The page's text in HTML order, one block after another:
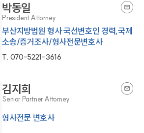
박동일
President Attorney
부산지방법원 형사 국선변호인 경력,국제
소송/증거조사/형사전문변호사
T. 070-5221-3616
김지희
Senior Partner Attorney
형사전문 변호사